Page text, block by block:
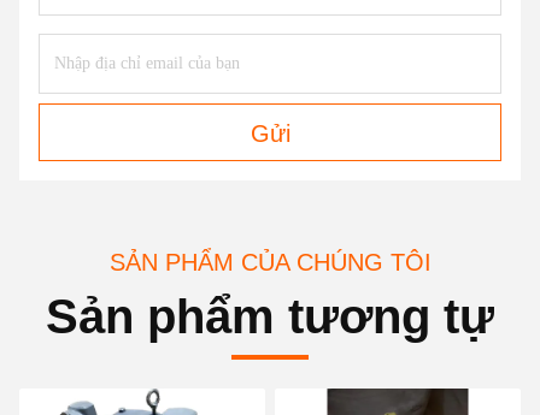
Gửi
SẢN PHẨM CỦA CHÚNG TÔI
Sản phẩm tương tự